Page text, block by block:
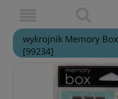
wykrojnik Memory
[99234]